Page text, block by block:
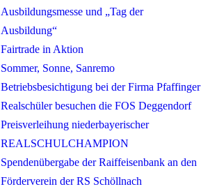
Ausbildungsmesse und „Tag der
Ausbildung“
Fairtrade in Aktion
Sommer, Sonne, Sanremo
Betriebsbesichtigung bei der Firma Pfaffinger
Realschüler besuchen die FOS Deggendorf
Preisverleihung niederbayerischer
REALSCHULCHAMPION
Spendenübergabe der Raiffeisenbank an den
Förderverein der RS Schöllnach